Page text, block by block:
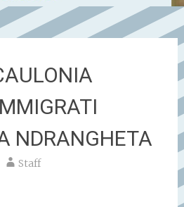
NDRANGHETA
Staff